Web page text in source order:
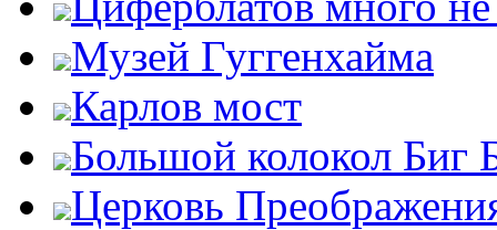
Музей Гуггенхайма
Карлов мост
Большой колокол Биг
Церковь